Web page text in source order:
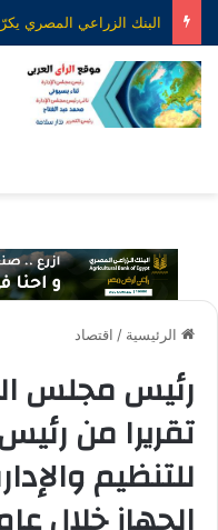
الرئيسية / اقتصاد
رئيس مجلس
تقريرا من
للتنظيم